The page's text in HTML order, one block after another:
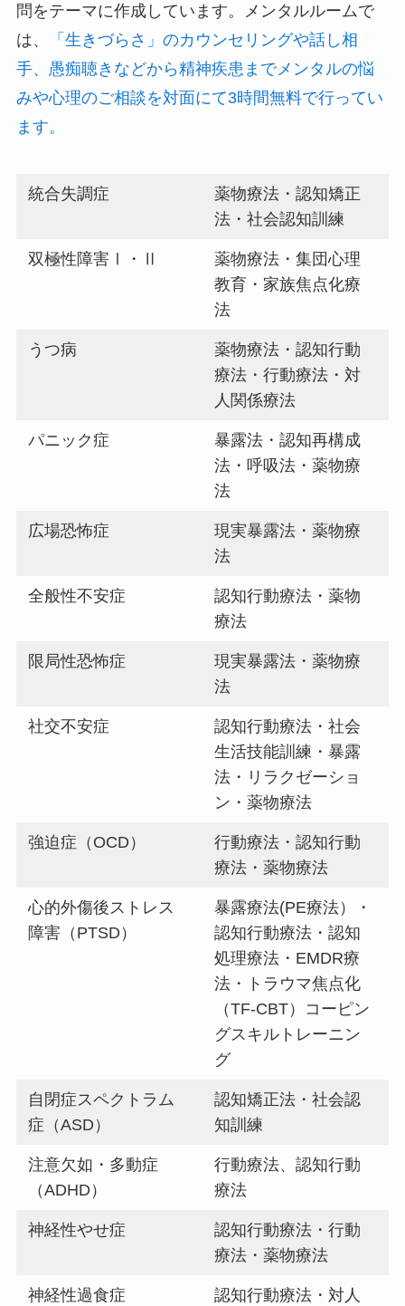
問をテーマに作成しています。メンタルルームで
は、
「生きづらさ」のカウンセリングや話し相
手、愚痴聴きなどから精神疾患までメンタルの悩
みや心理のご相談を対面にて3時間無料で行ってい
ます。
統合失調症
薬物療法・認知矯正
法・社会認知訓練
双極性障害Ⅰ・Ⅱ
薬物療法・集団心理
教育・家族焦点化療
法
うつ病
薬物療法・認知行動
療法・行動療法・対
人関係療法
パニック症
暴露法・認知再構成
法・呼吸法・薬物療
法
広場恐怖症
現実暴露法・薬物療
法
全般性不安症
認知行動療法・薬物
療法
限局性恐怖症
現実暴露法・薬物療
法
社交不安症
認知行動療法・社会
生活技能訓練・暴露
法・リラクゼーショ
ン・薬物療法
強迫症（OCD）
行動療法・認知行動
療法・薬物療法
心的外傷後ストレス
障害（PTSD）
暴露療法(PE療法）・
認知行動療法・認知
処理療法・EMDR療
法・トラウマ焦点化
（TF-CBT）コーピン
グスキルトレーニン
グ
自閉症スペクトラム
症（ASD）
認知矯正法・社会認
知訓練
注意欠如・多動症
（ADHD）
行動療法、認知行動
療法
神経性やせ症
認知行動療法・行動
療法・薬物療法
神経性過食症
認知行動療法・対人